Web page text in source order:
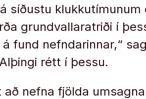
síðustu klukkutímunum
grundvallaratriði í
fund nefndarinnar,“
rétt í þessu.
nefna fjölda